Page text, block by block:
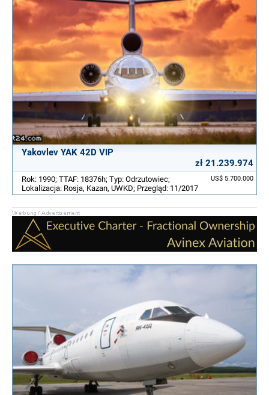
Yakovlev YAK 42D VIP
zł 21.239.974
US$ 5.700.000
Rok: 1990; TTAF: 18376h; Typ: Odrzutowiec;
Lokalizacja: Rosja, Kazan, UWKD; Przegląd: 11/2017